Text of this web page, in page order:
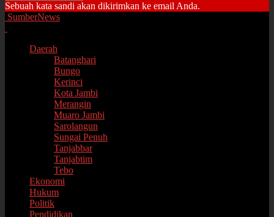
Sebuah kata sandi akan dikirimkan ke email Anda.
SumberNews
Daerah
Batanghari
Bungo
Kerinci
Kota Jambi
Merangin
Muaro Jambi
Sarolangun
Sungai Penuh
Tanjabbar
Tanjabtim
Tebo
Ekonomi
Hukum
Politik
Pendidikan